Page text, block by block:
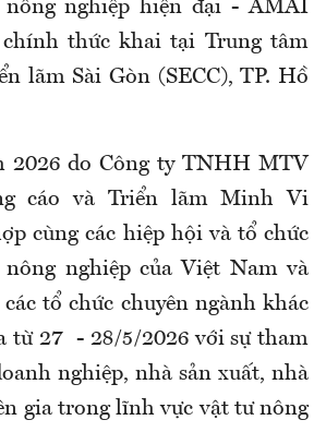
nghiệp hiện đại - AMAI
chính thức khai tại Trung tâm
lãm Sài Gòn (SECC), TP. Hồ
2026 do Công ty TNHH MTV
cáo và Triển lãm Minh Vi
cùng các hiệp hội và tổ chức
nghiệp của Việt Nam và
tổ chức chuyên ngành khác
từ 27 - 28/5/2026 với sự tham
nghiệp, nhà sản xuất, nhà
gia trong lĩnh vực vật tư nông